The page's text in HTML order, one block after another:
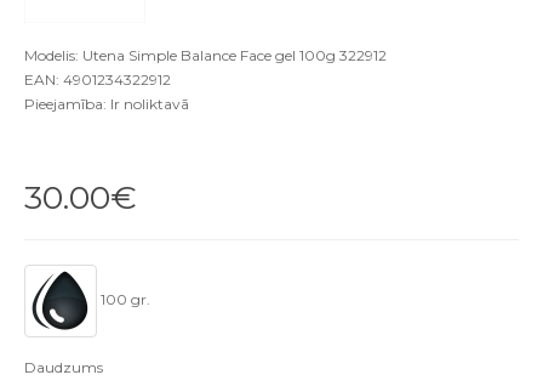
Modelis: Utena Simple Balance Face gel 100g 322912
EAN: 4901234322912
Pieejamība: Ir noliktavā
30.00€
100 gr.
Daudzums